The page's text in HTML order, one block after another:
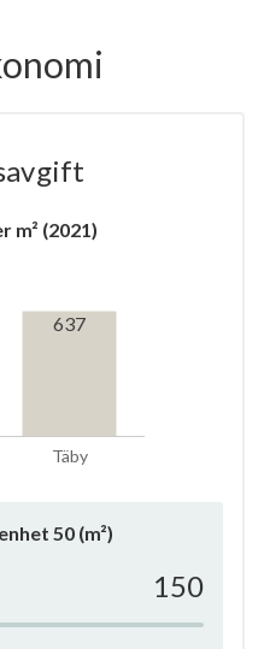
m² (2021)
Täby
637
50 (m²)
150